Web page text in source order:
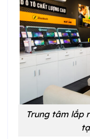
Trung tâm lắp